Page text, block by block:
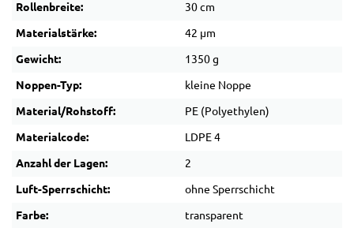
Rollenbreite: 30 cm
Materialstärke: 42 µm
Gewicht: 1350 g
Noppen-Typ: kleine Noppe
Material/Rohstoff: PE (Polyethylen)
Materialcode: LDPE 4
Anzahl der Lagen: 2
Luft-Sperrschicht: ohne Sperrschicht
Farbe: transparent